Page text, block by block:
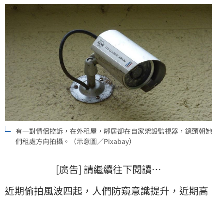
有一對情侶控訴，在外租屋，鄰居卻在自家架設監視器，鏡頭朝她
們租處方向拍攝。（示意圖／Pixabay）
[廣告] 請繼續往下閱讀…
近期偷拍風波四起，人們防窺意識提升，近期高